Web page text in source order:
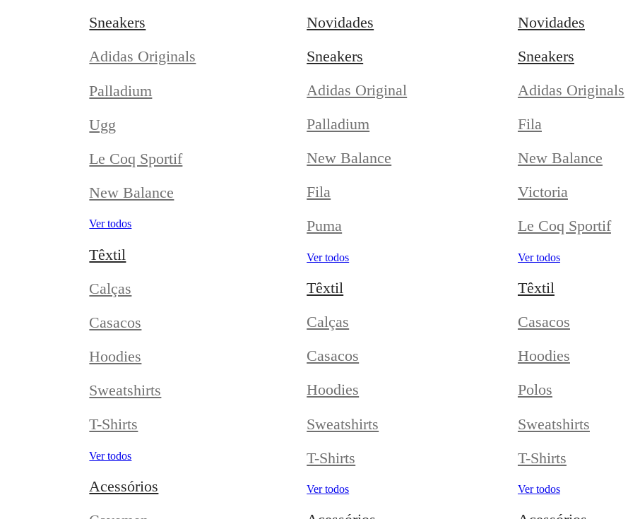
Sneakers
Adidas Originals
Palladium
Ugg
Le Coq Sportif
New Balance
Ver todos
Têxtil
Calças
Casacos
Hoodies
Sweatshirts
T-Shirts
Ver todos
Acessórios
Novidades
Sneakers
Adidas Original
Palladium
New Balance
Fila
Puma
Ver todos
Têxtil
Calças
Casacos
Hoodies
Sweatshirts
T-Shirts
Ver todos
Novidades
Sneakers
Adidas Originals
Fila
New Balance
Victoria
Le Coq Sportif
Ver todos
Têxtil
Casacos
Hoodies
Polos
Sweatshirts
T-Shirts
Ver todos